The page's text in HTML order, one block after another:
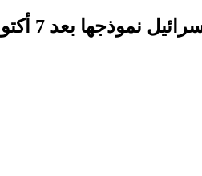
بعد 7 أكتوبر؟